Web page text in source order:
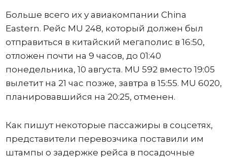
Больше всего их у авиакомпании China
Eastern. Рейс MU 248, который должен был
отправиться в китайский мегаполис в 16:50,
отложен почти на 9 часов, до 01:40
понедельника, 10 августа. MU 592 вместо 19:05
вылетит на 21 час позже, завтра в 15:55. MU 6020,
планировавшийся на 20:25, отменен.
Как пишут некоторые пассажиры в соцсетях,
представители перевозчика поставили им
штампы о задержке рейса в посадочные